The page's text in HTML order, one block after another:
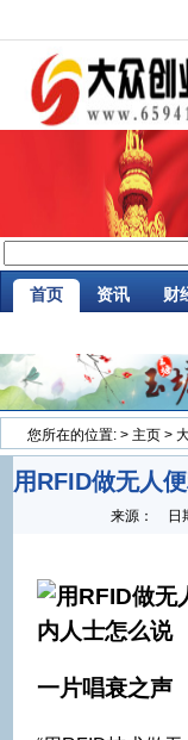
首页 资讯 财
您所在的位置: > 主页 >
用RFID做无人
来源： 日
一片唱衰之声